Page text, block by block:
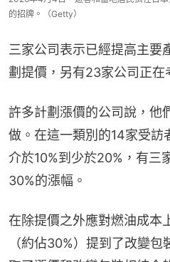
的招牌。（Getty）
三家公司表示已經提高主要
劃提價，另有23家公司正在
許多計劃漲價的公司說，他
做。在這一類別的14家受訪
介於10%到少於20%，有三
30%的漲幅。
在除提價之外應對燃油成本
（約佔30%）提到了改變